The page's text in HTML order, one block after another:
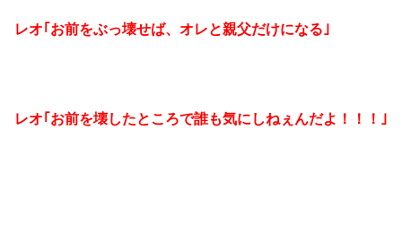
レオ｢お前をぶっ壊せば、オレと親父だけになる｣
レオ｢お前を壊したところで誰も気にしねぇんだよ！！！｣